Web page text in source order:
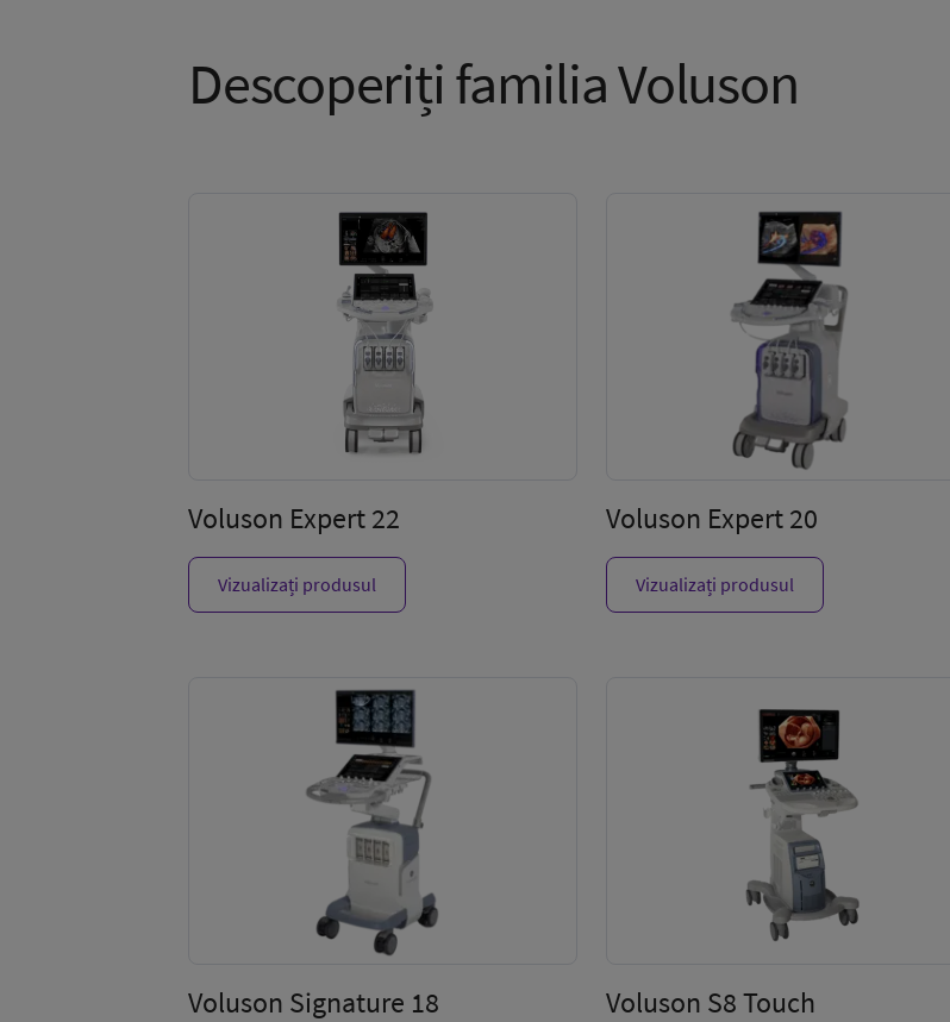
Descoperiți familia Voluson
Voluson Expert 22
Vizualizați produsul
Voluson Expert 20
Vizualizați produsul
Voluson Signature 18 Voluson S8 Touch